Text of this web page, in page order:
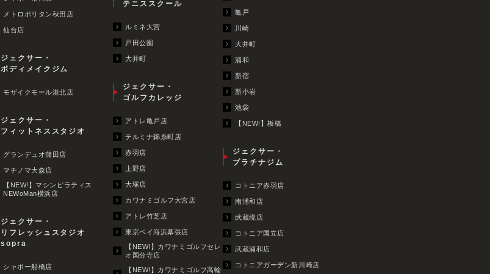
メトロポリタン秋田店
仙台店
ジェクサー・
ボディメイクジム
モザイクモール港北店
ジェクサー・
フィットネススタジオ
グランデュオ蒲田店
マチノマ大森店
【NEW!】マシンピラティス
NEWoMan横浜店
ジェクサー・
リフレッシュスタジオ
sopra
シャポー船橋店
テニススクール
ルミネ大宮
戸田公園
大井町
ジェクサー・
ゴルフカレッジ
アトレ亀戸店
テルミナ錦糸町店
赤羽店
上野店
大塚店
カワナミゴルフ大宮店
アトレ竹芝店
東京ベイ海浜幕張店
【NEW!】カワナミゴルフセレ
オ国分寺店
【NEW!】カワナミゴルフ高輪
亀戸
川崎
大井町
浦和
新宿
新小岩
池袋
【NEW!】板橋
ジェクサー・
プラチナジム
コトニア赤羽店
南浦和店
武蔵境店
コトニア国立店
武蔵浦和店
コトニアガーデン新川崎店